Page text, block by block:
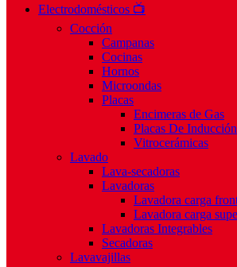
Electrodomésticos 📺
Cocción
Campanas
Cocinas
Hornos
Microondas
Placas
Encimeras de Gas
Placas De Inducción
Vitrocerámicas
Lavado
Lava-secadoras
Lavadoras
Lavadora carga
Lavadora carga
Lavadoras Integrables
Secadoras
Lavavajillas